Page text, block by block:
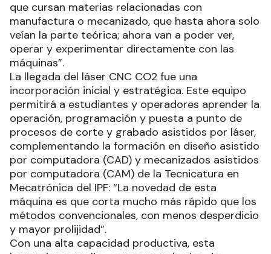
que cursan materias relacionadas con
manufactura o mecanizado, que hasta ahora solo
veían la parte teórica; ahora van a poder ver,
operar y experimentar directamente con las
máquinas”.
La llegada del láser CNC CO2 fue una
incorporación inicial y estratégica. Este equipo
permitirá a estudiantes y operadores aprender la
operación, programación y puesta a punto de
procesos de corte y grabado asistidos por láser,
complementando la formación en diseño asistido
por computadora (CAD) y mecanizados asistidos
por computadora (CAM) de la Tecnicatura en
Mecatrónica del IPF: “La novedad de esta
máquina es que corta mucho más rápido que los
métodos convencionales, con menos desperdicio
y mayor prolijidad”.
Con una alta capacidad productiva, esta